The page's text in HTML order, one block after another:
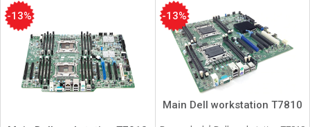
-13%
Main Dell workstation T7810
-13%